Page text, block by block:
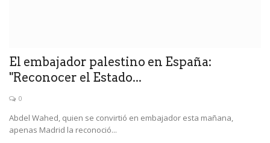
El embajador palestino en España:
"Reconocer el Estado...
0
Abdel Wahed, quien se convirtió en embajador esta mañana,
apenas Madrid la reconoció...